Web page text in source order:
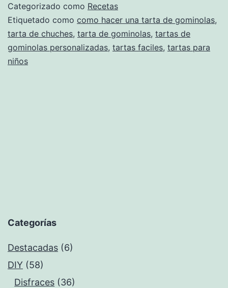
Categorizado como Recetas
Etiquetado como como hacer una tarta de gominolas,
tarta de chuches, tarta de gominolas, tartas de
gominolas personalizadas, tartas faciles, tartas para
niños
Categorías
Destacadas (6)
DIY (58)
Disfraces (36)